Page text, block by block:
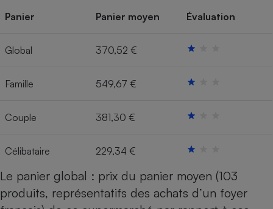
Panier Panier moyen Évaluation
Global 370,52 €
Famille 549,67 €
Couple 381,30 €
Célibataire 229,34 €
Le panier global : prix du panier moyen (103
produits, représentatifs des achats d’un foyer
Robot ménager